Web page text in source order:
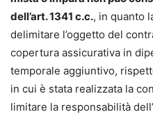
dell’art. 1341 c.c., in quanto
delimitare l’oggetto del
copertura assicurativa in
temporale aggiuntivo,
in cui è stata realizzata la
limitare la responsabilità